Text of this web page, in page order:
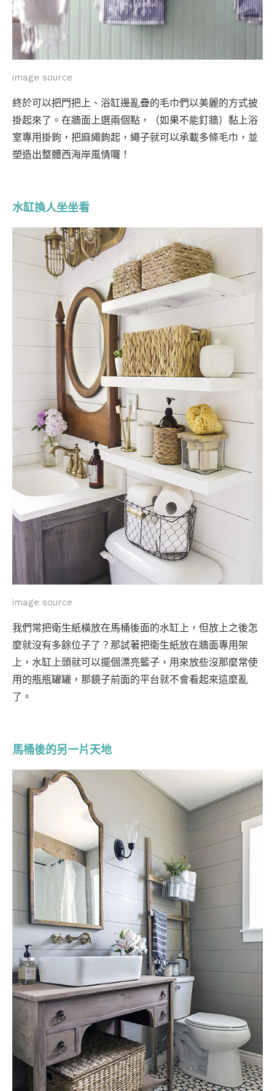
image source
終於可以把門把上、浴缸邊亂疊的毛巾們以美麗的方式披
掛起來了。在牆面上選兩個點，（如果不能釘牆）黏上浴
室專用掛鉤，把麻繩鉤起，繩子就可以承載多條毛巾，並
塑造出整體西海岸風情囉！
水缸換人坐坐看
image source
我們常把衛生紙橫放在馬桶後面的水缸上，但放上之後怎
麼就沒有多餘位子了？那試著把衛生紙放在牆面專用架
上，水缸上頭就可以擺個漂亮籃子，用來放些沒那麼常使
用的瓶瓶罐罐，那鏡子前面的平台就不會看起來這麼亂
了。
馬桶後的另一片天地